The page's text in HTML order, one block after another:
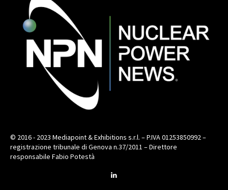
© 2016 - 2023 Mediapoint & Exhibitions s.r.l. – P.IVA 01253850992 –
registrazione tribunale di Genova n.37/2011 – Direttore
responsabile Fabio Potestà